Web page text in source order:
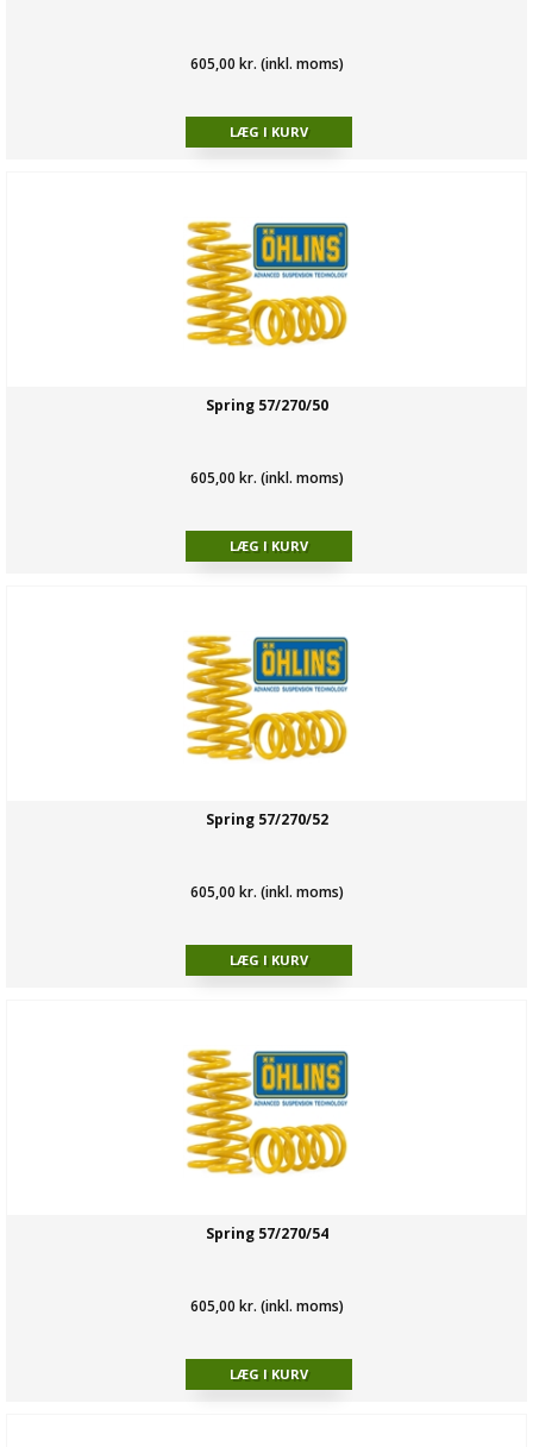
605,00 kr. (inkl. moms)
Spring 57/270/50
605,00 kr. (inkl. moms)
Spring 57/270/52
605,00 kr. (inkl. moms)
Spring 57/270/54
605,00 kr. (inkl. moms)